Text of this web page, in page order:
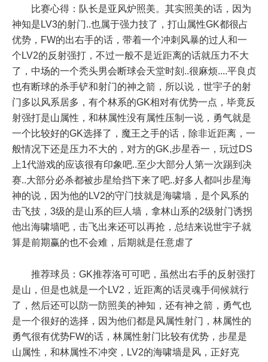
比赛心得：队长是亚风炉照美。其实照美的话，因为
神知是LV3的射门..也属于强力技了，打山属性GK都很占
优势，FW的出右手的话，带着一个冲刺风暴的过人和一
个LV2的反射强打，不过一般不是近距离的话就压力不大
了，中场的一个秃头男会断球会天堂时刻..很麻烦....平良贞
也有断球的杀手铲和射门的神之箭，所以说，世宇子的射
门多以风系居多，有个林系的GK相对有优势一点，毕竟反
射强打是山属性，和林属性没有属性压制一说，勇气就是
一个比较好的GK选择了，魔王之手的话，除非近距离，一
般情况下还是压力不大的，对方的GK,步星吞一，玩过DS
上1代游戏的应该很有印象吧..至少大部分人第一次踢到决
赛..大部分必杀都被步星给挡下来了吧..好多人都叫步星海
神的说，因为他的LV2的守门技就是海啸墙，是个风系的
击飞技，3级的是山系的巨人墙，拿林山系的2级射门诱拐
他出海啸墙吧，击飞出来还可以再抢，总结来说世宇子就
算是前期赢的也不会难，后期就是任意虐了
推荐球员：GK推荐洛可可吧，虽然出右手的反射强打
是山，但是也就是一个LV2，近距离的话灵魂手伺候就行
了，然后还可以防一防照美的神知，还有神之箭，勇气也
是一个很好的选择，因为他们都是风属性射门，林属性的
勇气很有优势FW的话，林属性射门比较有优势，步星是
山属性，和林属性不冲突，LV2的海啸墙是风，正好克